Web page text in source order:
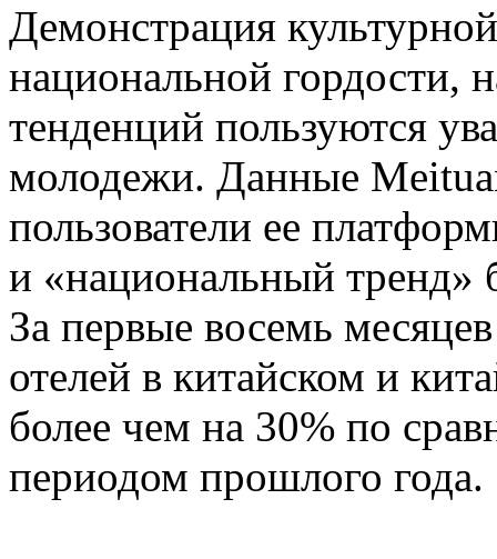
Демонстрация
национальной гордости,
тенденций пользуются
молодежи. Данные
пользователи ее
и «национальный тренд»
За первые восемь
отелей в китайском и
более чем на 30% по
периодом прошлого года.